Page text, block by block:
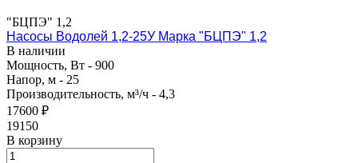
"БЦПЭ" 1,2
Насосы Водолей 1,2-25У Марка "БЦПЭ" 1,2
В наличии
Мощность, Вт - 900
Напор, м - 25
Производительность, м³/ч - 4,3
17600 ₽
19150
В корзину